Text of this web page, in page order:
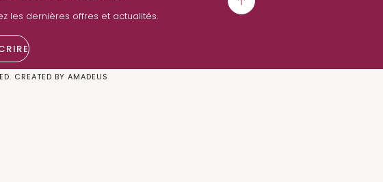
les dernières offres et actualités.
CREATED BY AMADEUS